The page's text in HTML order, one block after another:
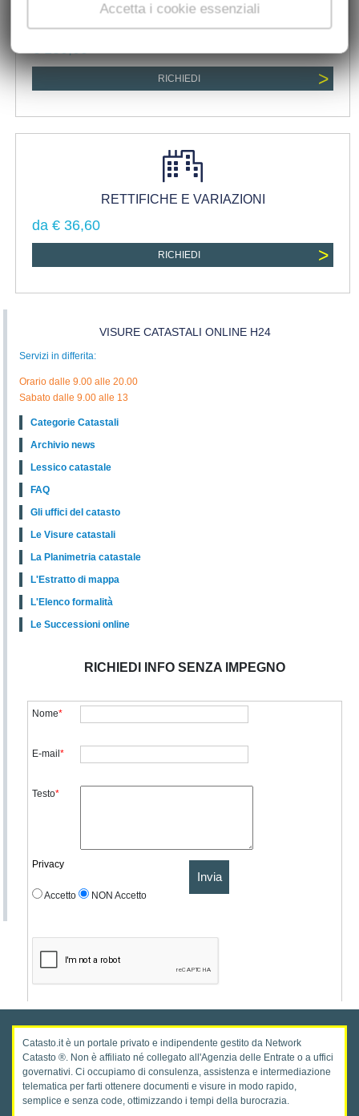
€ 180,00
RICHIEDI >
RETTIFICHE E VARIAZIONI
da € 36,60
RICHIEDI >
VISURE CATASTALI ONLINE H24
Servizi in differita:
Orario dalle 9.00 alle 20.00
Sabato dalle 9.00 alle 13
Categorie Catastali
Archivio news
Lessico catastale
FAQ
Gli uffici del catasto
Le Visure catastali
La Planimetria catastale
L'Estratto di mappa
L'Elenco formalità
Le Successioni online
RICHIEDI INFO SENZA IMPEGNO
Nome*
E-mail*
Testo*
Privacy
Accetto NON Accetto
Invia
Catasto.it è un portale privato e indipendente gestito da Network
Catasto ®. Non è affiliato né collegato all'Agenzia delle Entrate o a uffici
governativi. Ci occupiamo di consulenza, assistenza e intermediazione
telematica per farti ottenere documenti e visure in modo rapido,
semplice e senza code, ottimizzando i tempi della burocrazia.
Accetta i cookie essenziali